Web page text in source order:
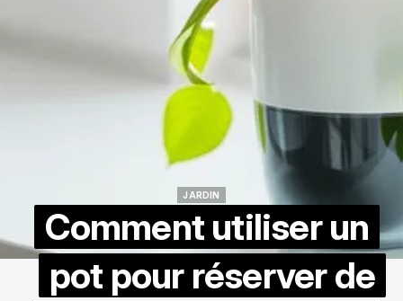
JARDIN
Comment utiliser un
pot pour réserver de